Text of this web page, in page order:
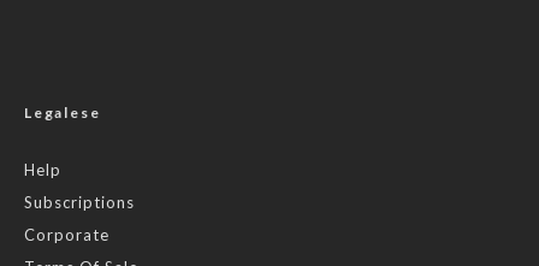
Legalese
Help
Subscriptions
Corporate